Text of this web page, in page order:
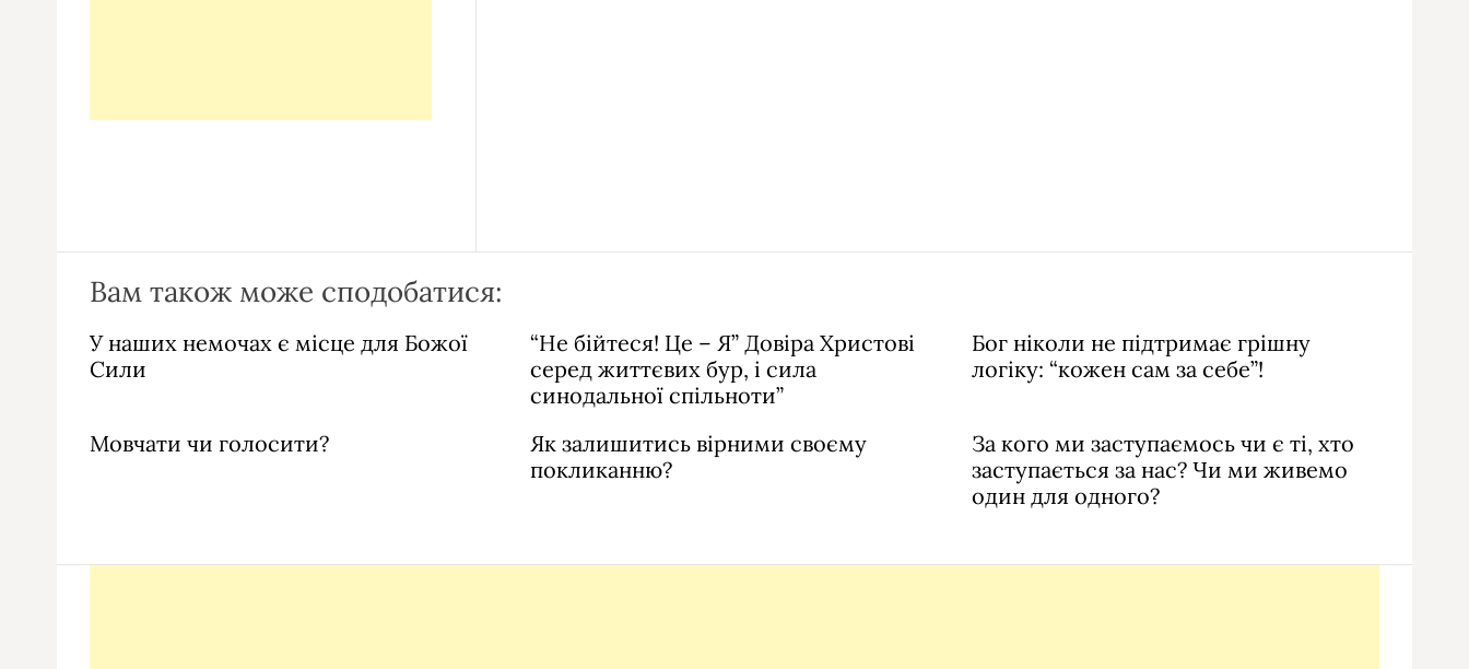
Вам також може сподобатися:
У наших немочах є місце для Божої
Сили
“Не бійтеся! Це – Я” Довіра Христові
серед життєвих бур, і сила
синодальної спільноти”
Бог ніколи не підтримає грішну
логіку: “кожен сам за себе”!
Мовчати чи голосити?
Як залишитись вірними своєму
покликанню?
За кого ми заступаємось чи є ті, хто
заступається за нас? Чи ми живемо
один для одного?